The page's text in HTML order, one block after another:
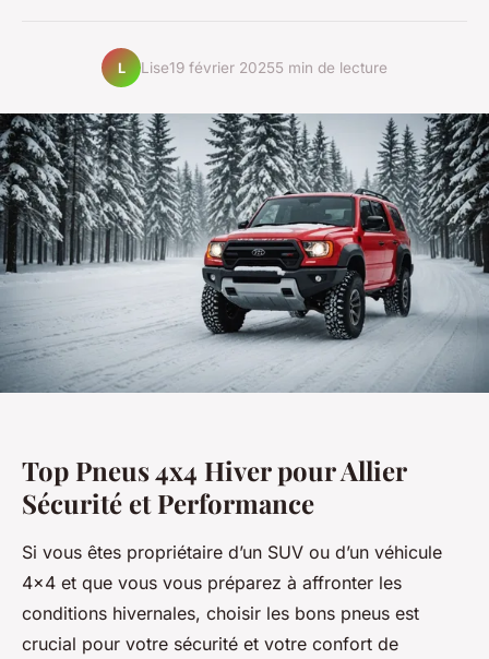
L Lise19 février 20255 min de lecture
Top Pneus 4x4 Hiver pour Allier
Sécurité et Performance
Si vous êtes propriétaire d’un SUV ou d’un véhicule
4x4 et que vous vous préparez à affronter les
conditions hivernales, choisir les bons pneus est
crucial pour votre sécurité et votre confort de